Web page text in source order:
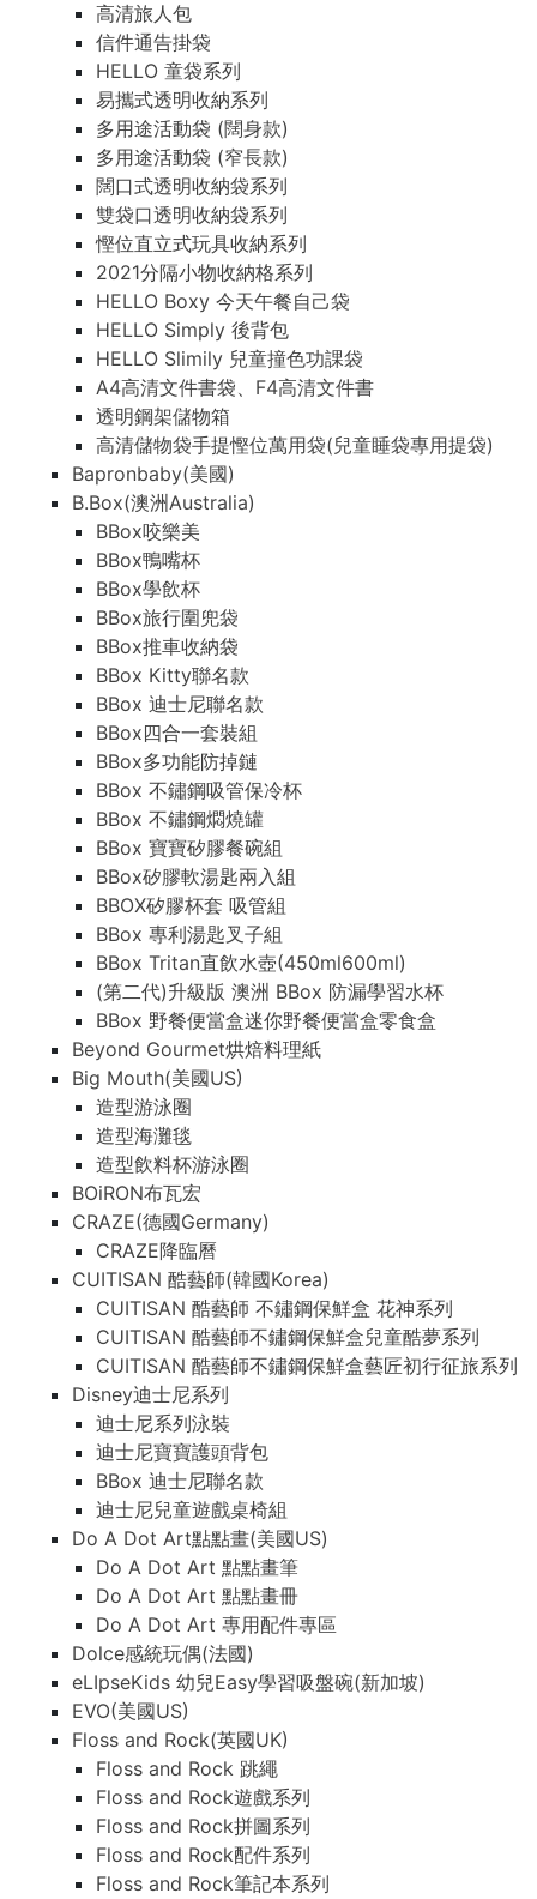
高清旅人包
信件通告掛袋
HELLO 童袋系列
易攜式透明收納系列
多用途活動袋 (闊身款)
多用途活動袋 (窄長款)
闊口式透明收納袋系列
雙袋口透明收納袋系列
慳位直立式玩具收納系列
2021分隔小物收納格系列
HELLO Boxy 今天午餐自己袋
HELLO Simply 後背包
HELLO Slimily 兒童撞色功課袋
A4高清文件書袋、F4高清文件書
透明鋼架儲物箱
高清儲物袋手提慳位萬用袋(兒童睡袋專用提袋)
Bapronbaby(美國)
B.Box(澳洲Australia)
BBox咬樂美
BBox鴨嘴杯
BBox學飲杯
BBox旅行圍兜袋
BBox推車收納袋
BBox Kitty聯名款
BBox 迪士尼聯名款
BBox四合一套裝組
BBox多功能防掉鏈
BBox 不鏽鋼吸管保冷杯
BBox 不鏽鋼燜燒罐
BBox 寶寶矽膠餐碗組
BBox矽膠軟湯匙兩入組
BBOX矽膠杯套 吸管組
BBox 專利湯匙叉子組
BBox Tritan直飲水壺(450ml600ml)
(第二代)升級版 澳洲 BBox 防漏學習水杯
BBox 野餐便當盒迷你野餐便當盒零食盒
Beyond Gourmet烘焙料理紙
Big Mouth(美國US)
造型游泳圈
造型海灘毯
造型飲料杯游泳圈
BOiRON布瓦宏
CRAZE(德國Germany)
CRAZE降臨曆
CUITISAN 酷藝師(韓國Korea)
CUITISAN 酷藝師 不鏽鋼保鮮盒 花神系列
CUITISAN 酷藝師不鏽鋼保鮮盒兒童酷夢系列
CUITISAN 酷藝師不鏽鋼保鮮盒藝匠初行征旅系列
Disney迪士尼系列
迪士尼系列泳裝
迪士尼寶寶護頭背包
BBox 迪士尼聯名款
迪士尼兒童遊戲桌椅組
Do A Dot Art點點畫(美國US)
Do A Dot Art 點點畫筆
Do A Dot Art 點點畫冊
Do A Dot Art 專用配件專區
Dolce感統玩偶(法國)
eLIpseKids 幼兒Easy學習吸盤碗(新加坡)
EVO(美國US)
Floss and Rock(英國UK)
Floss and Rock 跳繩
Floss and Rock遊戲系列
Floss and Rock拼圖系列
Floss and Rock配件系列
Floss and Rock筆記本系列